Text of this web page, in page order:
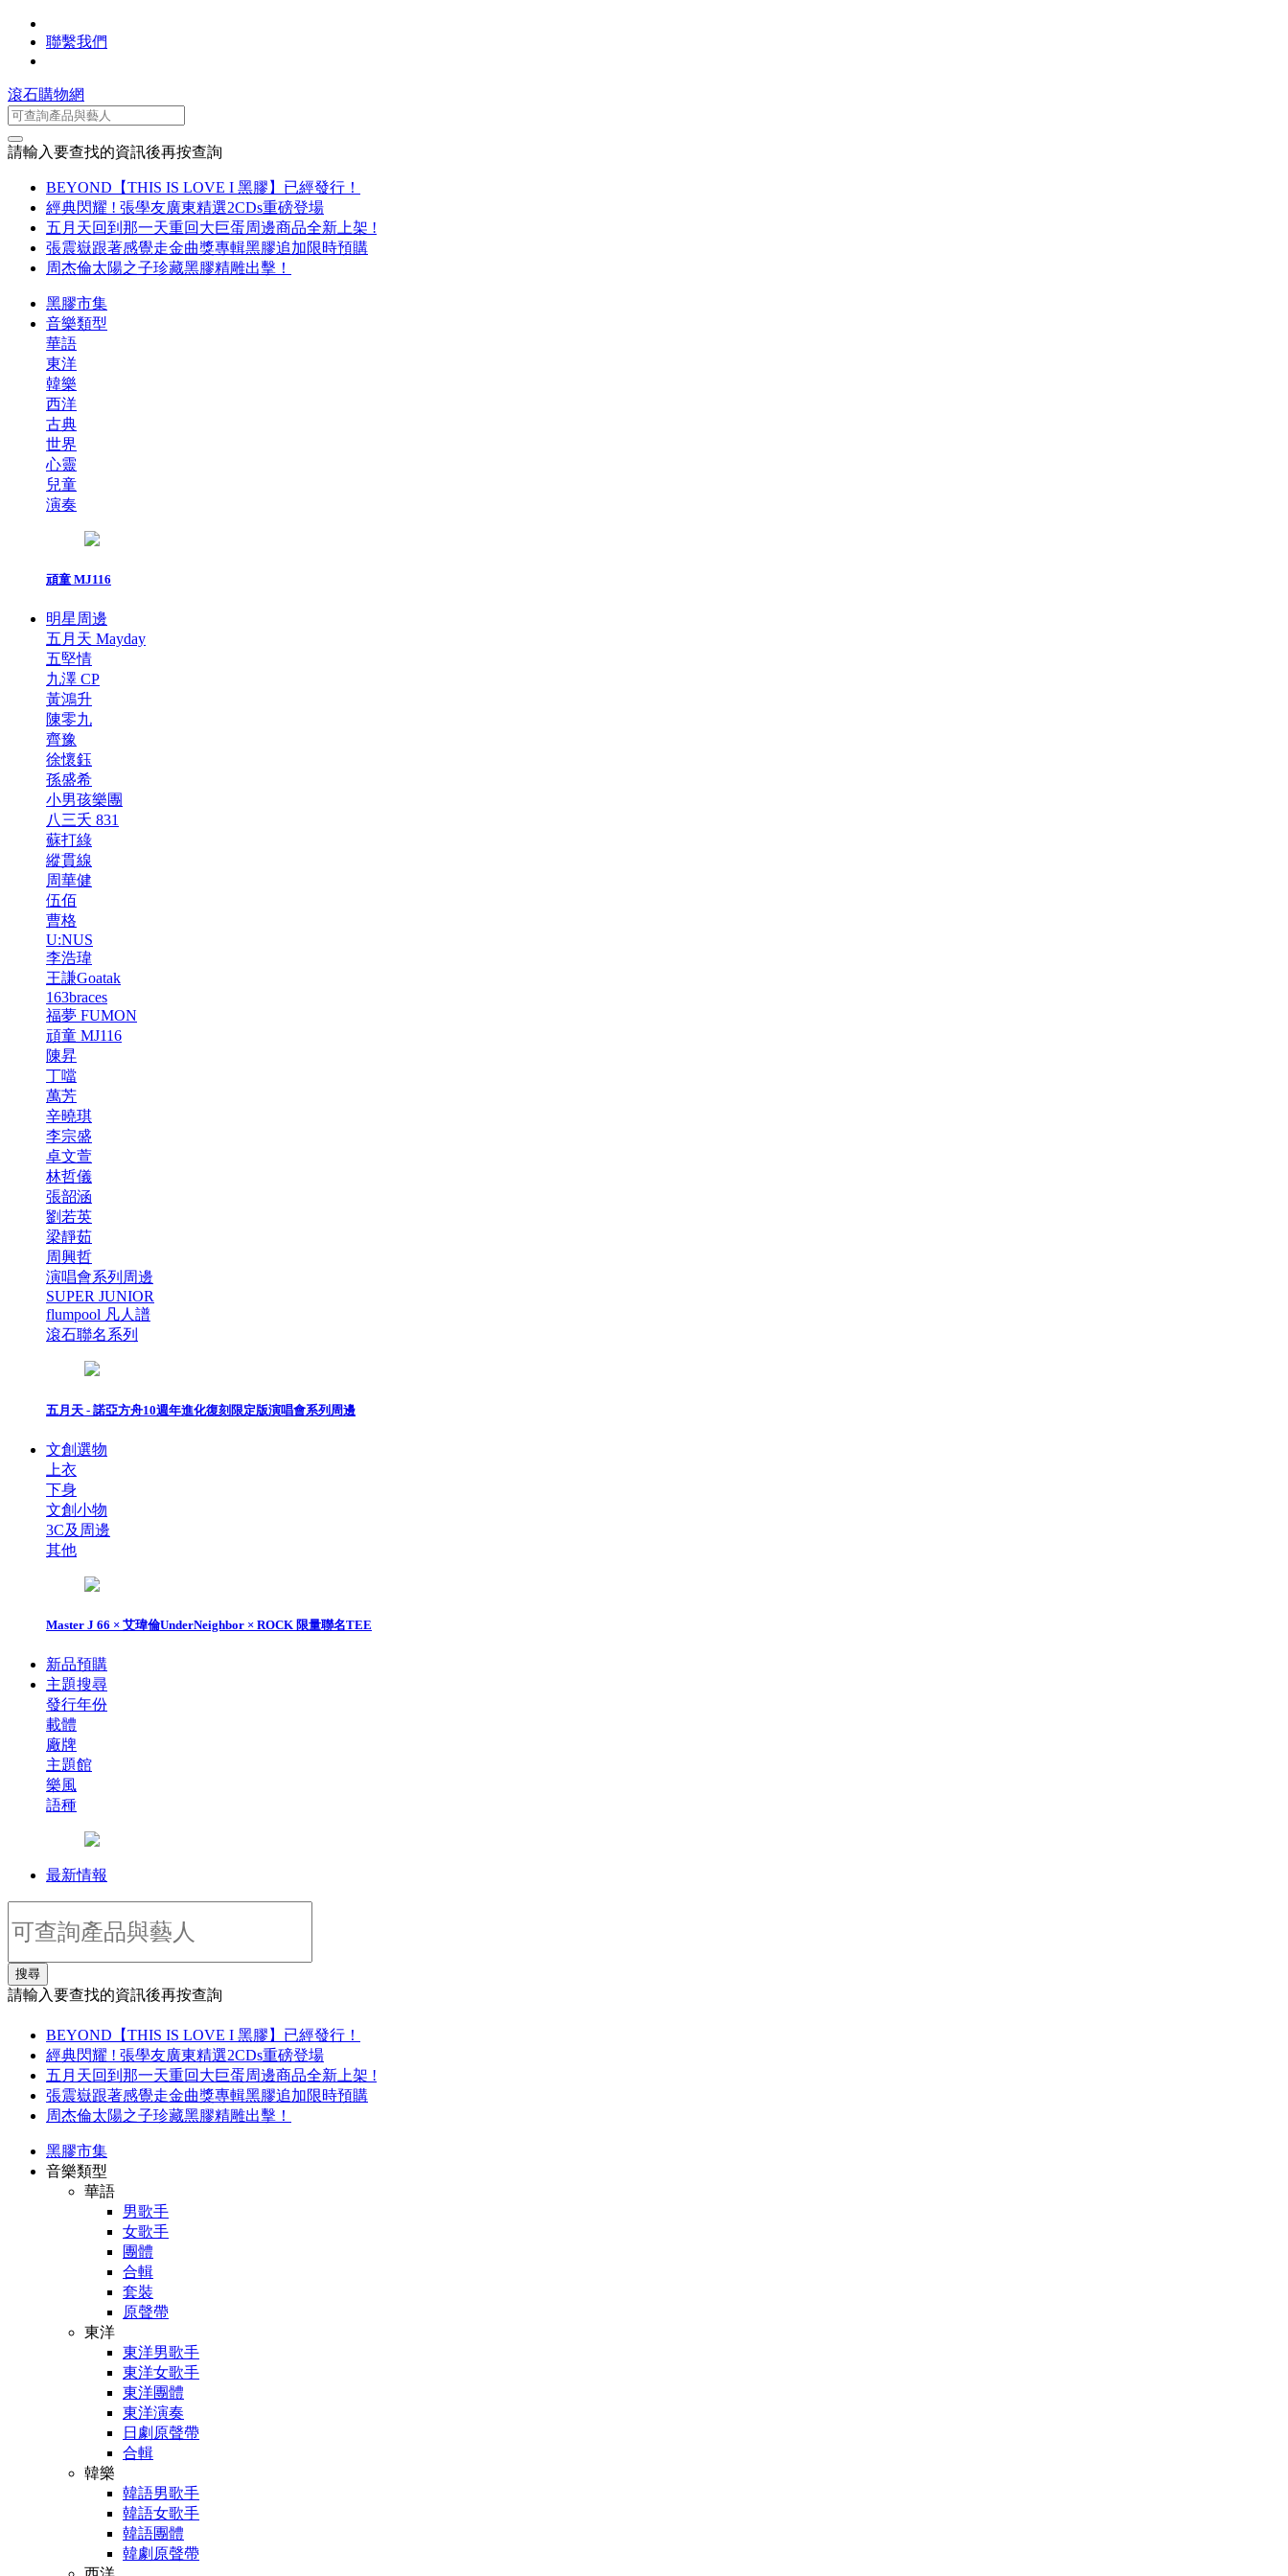
聯繫我們
滾石購物網
請輸入要查找的資訊後再按查詢
BEYOND【THIS IS LOVE I 黑膠】已經發行！
經典閃耀 ! 張學友廣東精選2CDs重磅登場
五月天回到那一天重回大巨蛋周邊商品全新上架 !
張震嶽跟著感覺走金曲獎專輯黑膠追加限時預購
周杰倫太陽之子珍藏黑膠精雕出擊！
黑膠市集
音樂類型
華語
東洋
韓樂
西洋
古典
世界
心靈
兒童
演奏
頑童 MJ116
明星周邊
五月天 Mayday
五堅情
九澤 CP
黃鴻升
陳零九
齊豫
徐懷鈺
孫盛希
小男孩樂團
八三夭 831
蘇打綠
縱貫線
周華健
伍佰
曹格
U:NUS
李浩瑋
王謙Goatak
163braces
福夢 FUMON
頑童 MJ116
陳昇
丁噹
萬芳
辛曉琪
李宗盛
卓文萱
林哲儀
張韶涵
劉若英
梁靜茹
周興哲
演唱會系列周邊
SUPER JUNIOR
flumpool 凡人譜
滾石聯名系列
五月天 - 諾亞方舟10週年進化復刻限定版演唱會系列周邊
文創選物
上衣
下身
文創小物
3C及周邊
其他
Master J 66 × 艾瑋倫UnderNeighbor × ROCK 限量聯名TEE
新品預購
主題搜尋
發行年份
載體
廠牌
主題館
樂風
語種
最新情報
搜尋
請輸入要查找的資訊後再按查詢
BEYOND【THIS IS LOVE I 黑膠】已經發行！
經典閃耀 ! 張學友廣東精選2CDs重磅登場
五月天回到那一天重回大巨蛋周邊商品全新上架 !
張震嶽跟著感覺走金曲獎專輯黑膠追加限時預購
周杰倫太陽之子珍藏黑膠精雕出擊！
黑膠市集
音樂類型
華語
男歌手
女歌手
團體
合輯
套裝
原聲帶
東洋
東洋男歌手
東洋女歌手
東洋團體
東洋演奏
日劇原聲帶
合輯
韓樂
韓語男歌手
韓語女歌手
韓語團體
韓劇原聲帶